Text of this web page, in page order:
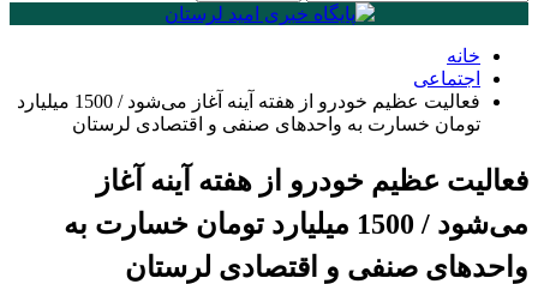
خانه
اجتماعی
فعالیت عظیم خودرو از هفته آینه آغاز ‌می‌شود / 1500 میلیارد
تومان خسارت به واحدهای صنفی و اقتصادی لرستان
فعالیت عظیم خودرو از هفته آینه آغاز
‌می‌شود / 1500 میلیارد تومان خسارت به
واحدهای صنفی و اقتصادی لرستان